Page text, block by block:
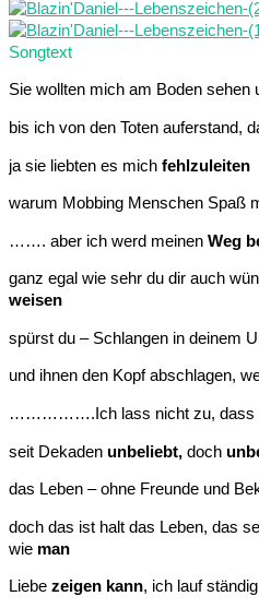
Songtext
Sie wollten mich am Boden sehen
bis ich von den Toten auferstand,
ja sie liebten es mich fehlzuleiten
warum Mobbing Menschen Spaß
……. aber ich werd meinen Weg
ganz egal wie sehr du dir auch
weisen
spürst du – Schlangen in deinem
und ihnen den Kopf abschlagen,
…………….Ich lass nicht zu, dass
seit Dekaden unbeliebt, doch
das Leben – ohne Freunde und
doch das ist halt das Leben, das
wie man
Liebe zeigen kann, ich lauf